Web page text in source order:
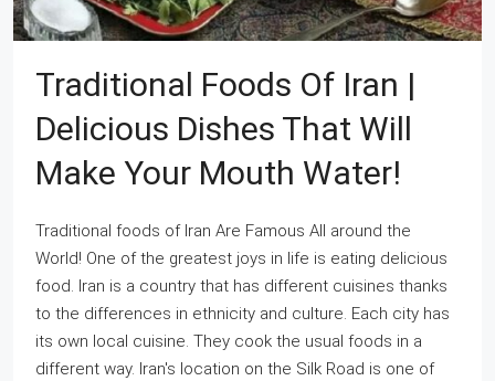
Traditional Foods Of Iran |
Delicious Dishes That Will
Make Your Mouth Water!
Traditional foods of Iran Are Famous All around the
World! One of the greatest joys in life is eating delicious
food. Iran is a country that has different cuisines thanks
to the differences in ethnicity and culture. Each city has
its own local cuisine. They cook the usual foods in a
different way. Iran's location on the Silk Road is one of